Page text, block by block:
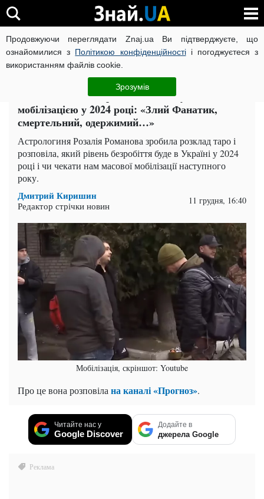
Продовжуючи переглядати Znaj.ua Ви підтверджуєте, що
ознайомилися з Політикою конфіденційностіі погоджуєтеся з
використанням файлів cookie.
Зрозумів
ВІЙНА РОСІЇ ПРОТИ УКРАЇНИ КОРОНАВІРУС В УКРАЇНІ
Актуально ЧИТАТЬ НА РУССКОМ
Розалія Романова розповіла, що буде з
мобілізацією у 2024 році: «Злий Фанатик,
смертельний, одержимий…»
Астрологиня Розалія Романова зробила розклад таро і
розповіла, який рівень безробіття буде в Україні у 2024
році і чи чекати нам масової мобілізації наступного
року.
Дмитрий Киришин
Редактор стрічки новин 11 грудня, 16:40
Мобілізація, скріншот: Youtube
Про це вона розповіла на каналі «Прогноз».
Читайте нас у
Google Discover
Додайте в
джерела Google